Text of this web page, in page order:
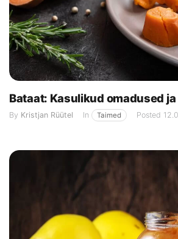
Bataat: Kasulikud omadused
By Kristjan Rüütel In Taimed Posted